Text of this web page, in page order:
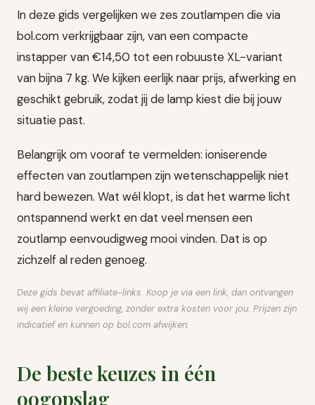
In deze gids vergelijken we zes zoutlampen die via
bol.com verkrijgbaar zijn, van een compacte
instapper van €14,50 tot een robuuste XL-variant
van bijna 7 kg. We kijken eerlijk naar prijs, afwerking en
geschikt gebruik, zodat jij de lamp kiest die bij jouw
situatie past.
Belangrijk om vooraf te vermelden: ioniserende
effecten van zoutlampen zijn wetenschappelijk niet
hard bewezen. Wat wél klopt, is dat het warme licht
ontspannend werkt en dat veel mensen een
zoutlamp eenvoudigweg mooi vinden. Dat is op
zichzelf al reden genoeg.
Deze gids bevat affiliate-links. Koop je via een link, dan ontvangen
wij een kleine vergoeding, zonder extra kosten voor jou. Prijzen zijn
indicatief en kunnen op bol.com afwijken.
De beste keuzes in één
oogopslag